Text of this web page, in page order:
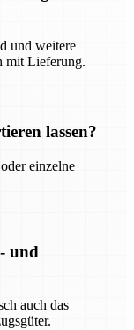
und weitere
mit Lieferung.
lassen?
einzelne
und
auch das